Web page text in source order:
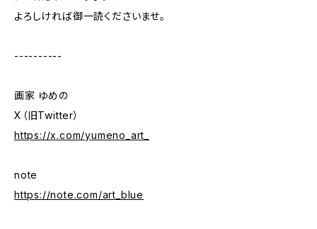
よろしければ御一読くださいませ。
----------
画家 ゆめの
X（旧Twitter）
https://x.com/yumeno_art_
note
https://note.com/art_blue